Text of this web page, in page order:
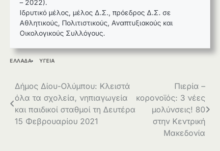
– 2022).
Ιδρυτικό μέλος, μέλος Δ.Σ., πρόεδρος Δ.Σ. σε
Αθλητικούς, Πολιτιστικούς, Αναπτυξιακούς και
Οικολογικούς Συλλόγους.
ΕΛΛΑΔΑ ΥΓΕΙΑ
Πλοήγηση
άρθρων
Δήμος Δίου-Ολύμπου: Κλειστά
όλα τα σχολεία, νηπιαγωγεία
και παιδικοί σταθμοί τη Δευτέρα
15 Φεβρουαρίου 2021
Πιερία –
κορονοϊός: 3 νέες
μολύνσεις! 80
στην Κεντρική
Μακεδονία